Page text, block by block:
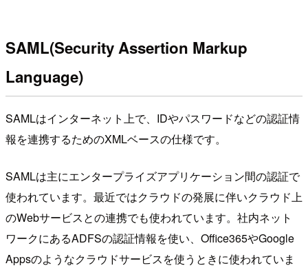
SAML(Security Assertion Markup
Language)
SAMLはインターネット上で、IDやパスワードなどの認証情
報を連携するためのXMLベースの仕様です。
SAMLは主にエンタープライズアプリケーション間の認証で
使われています。最近ではクラウドの発展に伴いクラウド上
のWebサービスとの連携でも使われています。社内ネット
ワークにあるADFSの認証情報を使い、Office365やGoogle
Appsのようなクラウドサービスを使うときに使われていま